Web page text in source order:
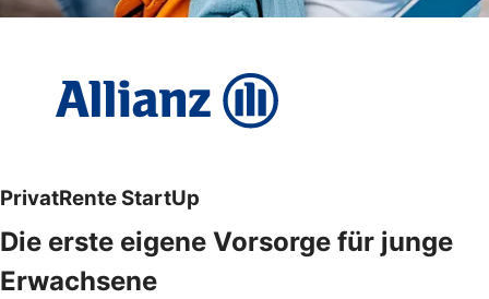
PrivatRente StartUp
Die erste eigene Vorsorge für junge
Erwachsene